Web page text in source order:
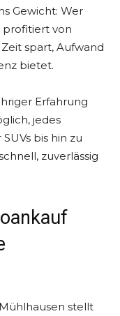
Gewicht: Wer
profitiert von
spart, Aufwand
bietet.
Erfahrung
jedes
bis hin zu
zuverlässig
stellt